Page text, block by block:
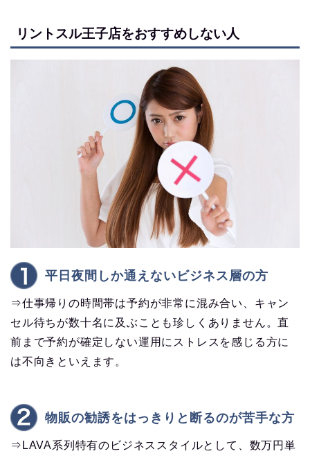
リントスル王子店をおすすめしない人
平日夜間しか通えないビジネス層の方
⇒仕事帰りの時間帯は予約が非常に混み合い、キャン
セル待ちが数十名に及ぶことも珍しくありません。直
前まで予約が確定しない運用にストレスを感じる方に
は不向きといえます。
物販の勧誘をはっきりと断るのが苦手な方
⇒LAVA系列特有のビジネススタイルとして、数万円単